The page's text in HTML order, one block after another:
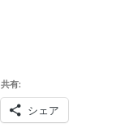
共有:
シェア